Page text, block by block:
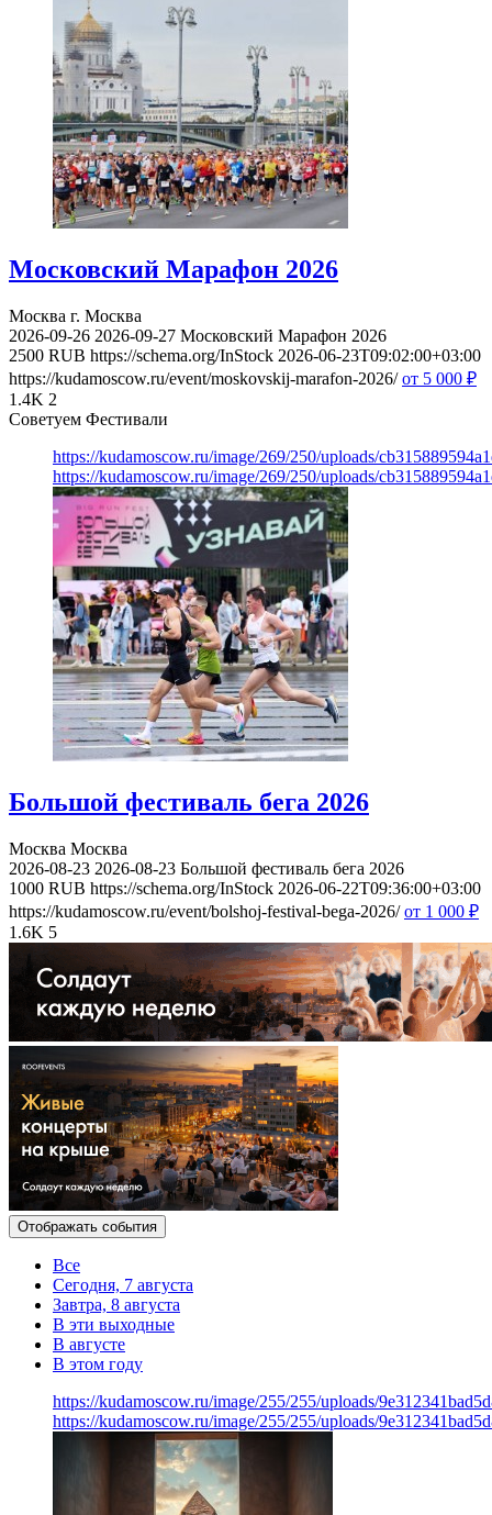
Московский Марафон 2026
Москва г. Москва
2026-09-26 2026-09-27 Московский Марафон 2026
2500 RUB https://schema.org/InStock 2026-06-23T09:02:00+03:00
https://kudamoscow.ru/event/moskovskij-marafon-2026/ от 5 000 ₽
1.4K 2
Советуем Фестивали
https://kudamoscow.ru/image/269/250/uploads/
https://kudamoscow.ru/image/269/250/uploads/
Большой фестиваль бега 2026
Москва Москва
2026-08-23 2026-08-23 Большой фестиваль бега 2026
1000 RUB https://schema.org/InStock 2026-06-22T09:36:00+03:00
https://kudamoscow.ru/event/bolshoj-festival-bega-2026/ от 1 000 ₽
1.6K 5
Отображать события
Все
Сегодня, 7 августа
Завтра, 8 августа
В эти выходные
В августе
В этом году
https://kudamoscow.ru/image/255/255/uploads/
https://kudamoscow.ru/image/255/255/uploads/